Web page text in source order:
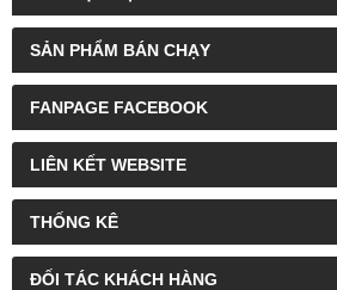
SẢN PHẨM BÁN CHẠY
FANPAGE FACEBOOK
LIÊN KẾT WEBSITE
THỐNG KÊ
ĐỐI TÁC KHÁCH HÀNG